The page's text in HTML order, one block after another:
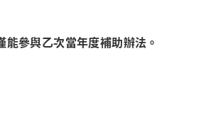
能參與乙次當年度補助辦法。